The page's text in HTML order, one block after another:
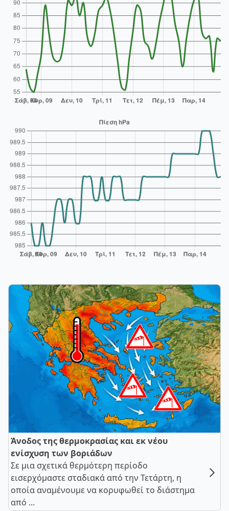
Άνοδος της θερμοκρασίας και εκ νέου
ενίσχυση των βοριάδων
Σε μια σχετικά θερμότερη περίοδο
εισερχόμαστε σταδιακά από την Τετάρτη, η
οποία αναμένουμε να κορυφωθεί το διάστημα
από ...